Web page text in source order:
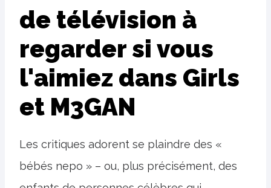
de télévision à
regarder si vous
l'aimiez dans Girls
et M3GAN
Les critiques adorent se plaindre des «
bébés nepo » – ou, plus précisément, des